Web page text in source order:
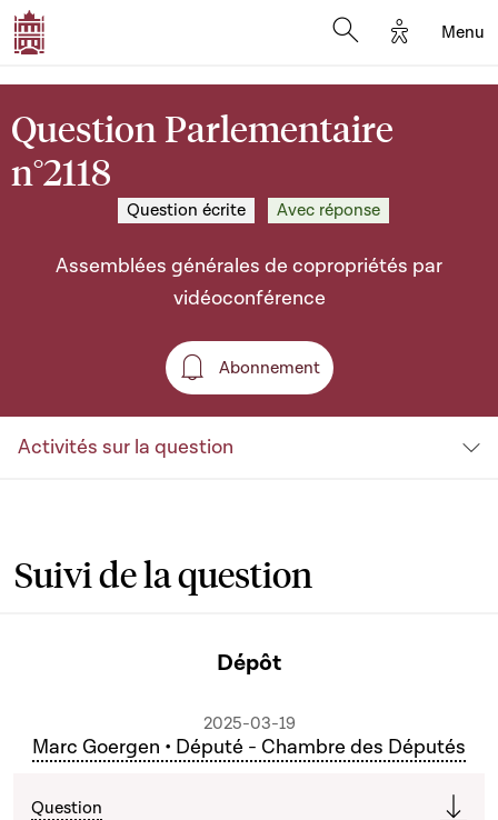
Options
Menu
Question Parlementaire
n°2118
Question écrite Avec réponse
Assemblées générales de copropriétés par
vidéoconférence
Abonnement
Abonnement
Activités sur la question
Suivi de la question
Dépôt
2025-03-19
Marc Goergen • Député - Chambre des Députés
Question